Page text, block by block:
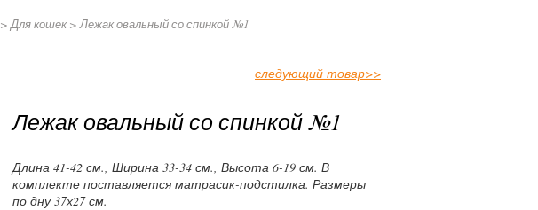
>Для кошек >Лежак овальный со спинкой №1
следующий товар>>
Лежак овальный со спинкой №1
Длина 41-42 см., Ширина 33-34 см., Высота 6-19 см. В
комплекте поставляется матрасик-подстилка. Размеры
по дну 37х27 см.